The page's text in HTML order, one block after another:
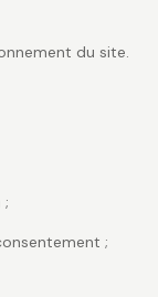
du site.
;
;